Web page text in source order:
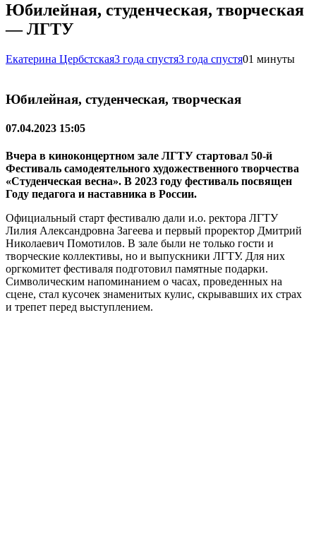
Юбилейная, студенческая, творческая
— ЛГТУ
Екатерина Цербстская3 года спустя3 года спустя01 минуты
Юбилейная, студенческая, творческая
07.04.2023 15:05
Вчера в киноконцертном зале ЛГТУ стартовал 50-й
Фестиваль самодеятельного художественного творчества
«Студенческая весна». В 2023 году фестиваль посвящен
Году педагога и наставника в России.
Официальный старт фестивалю дали и.о. ректора ЛГТУ
Лилия Александровна Загеева и первый проректор Дмитрий
Николаевич Помотилов. В зале были не только гости и
творческие коллективы, но и выпускники ЛГТУ. Для них
оргкомитет фестиваля подготовил памятные подарки.
Символическим напоминанием о часах, проведенных на
сцене, стал кусочек знаменитых кулис, скрывавших их страх
и трепет перед выступлением.